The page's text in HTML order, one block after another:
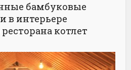
бамбуковые
в интерьере
котлет